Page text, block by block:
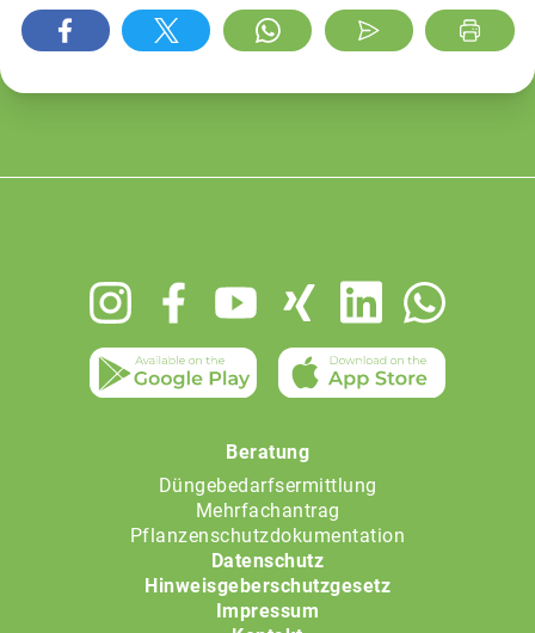
Beratung
Düngebedarfsermittlung
Mehrfachantrag
Pflanzenschutzdokumentation
Datenschutz
Hinweisgeberschutzgesetz
Impressum